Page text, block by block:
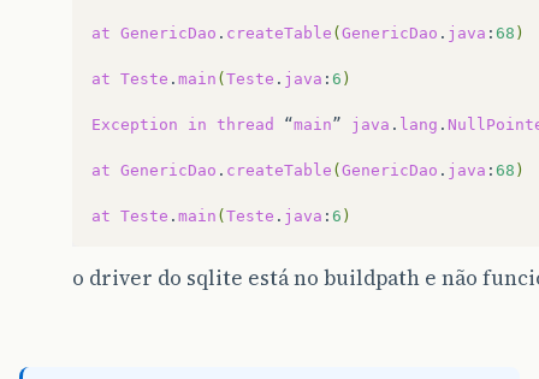
at GenericDao . createTable ( GenericDao . java : 68 )
at Teste . main ( Teste . java : 6 )
Exception in thread “main” java . lang .
at GenericDao . createTable ( GenericDao . java : 68 )
at Teste . main ( Teste . java : 6 )
o driver do sqlite está no buildpath e não